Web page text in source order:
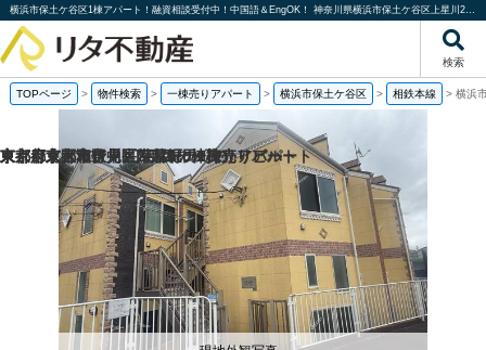
横浜市保土ケ谷区1棟アパート！融資相談受付中！中国語＆EngOK！ 神奈川県横浜市保土ケ谷区上星川2丁目｜一棟売りアパート｜投資物件や収益物件｜株式会社リタ不動産
検索
TOPページ > 物件検索 > 一棟売りアパート > 横浜市保土ケ谷区 > 相鉄本線 > 横浜
京都府京都市伏見区帯屋町の1棟売りビル
京都府京都市伏見区深草堀田町の
東京都東大和市中央2丁目の一棟売りアパート
東京都北区滝野川1丁目の一棟売りアパート